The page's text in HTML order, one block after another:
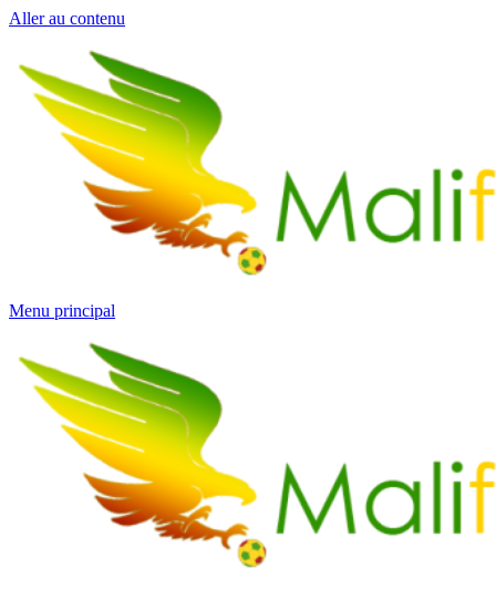
Aller au contenu
Menu principal